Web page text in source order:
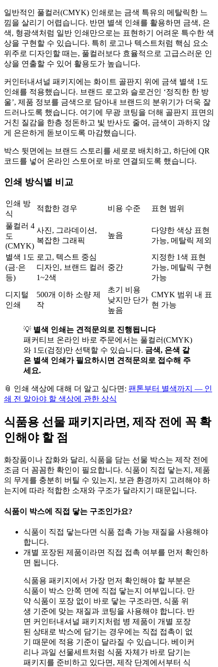
일반적인 풀컬러(CMYK) 인쇄로는 금색 특유의 메탈릭한 느
낌을 살리기 어렵습니다. 반면 별색 인쇄를 활용하면 금색, 은
색, 형광색처럼 일반 인쇄만으로는 표현하기 어려운 특수한 색
상을 구현할 수 있습니다. 특히 로고나 텍스트처럼 핵심 요소
위주로 디자인할 때는, 풀컬러보다 효율적으로 고급스러운 인
상을 연출할 수 있어 활용도가 높습니다.
커인터내셔널 패키지에는 화이트 골판지 위에 금색 별색 1도
인쇄를 적용했습니다. 브랜드 로고와 슬로건인 ‘정직한 한 방
울’, 제품 정보를 금색으로 담아내 브랜드의 분위기가 더욱 잘
드러나도록 했습니다. 여기에 무광 코팅을 더해 골판지 표면의
거친 질감을 한층 정돈하고 빛 반사도 줄여, 금색이 과하지 않
게 은은하게 돋보이도록 마감했습니다.
박스 뒷면에는 브랜드 스토리를 세로로 배치하고, 하단에 QR
코드를 넣어 온라인 스토어로 바로 연결되도록 했습니다.
인쇄 방식별 비교
인쇄 방
식
적합한 경우 비용 수준 표현 범위
풀컬러 4
도
(CMYK)
사진, 그라데이션,
복잡한 그래픽
높음
다양한 색상 표현
가능, 메탈릭 제외
별색 1도
(금·은
등)
로고, 텍스트 중심
디자인, 브랜드 컬러
1~2색
중간
지정한 1색 표현
가능, 메탈릭 구현
가능
디지털
인쇄
500개 이하 소량 제
작
초기 비용
낮지만 단가
높음
CMYK 범위 내 표
현 가능
💡 별색 인쇄는 견적문의로 진행됩니다
패커티브 온라인 바로 주문에서는 풀컬러(CMYK)
와 1도(검정)만 선택할 수 있습니다. 금색, 은색 같
은 별색 인쇄가 필요하시면 견적문의로 접수해 주
세요.
📎 인쇄 색상에 대해 더 알고 싶다면: 팬톤부터 별색까지 — 인
쇄 전 알아야 할 색상에 관한 상식
식품용 선물 패키지라면, 제작 전에 꼭 확
인해야 할 점
화장품이나 잡화와 달리, 식품을 담는 선물 박스는 제작 전에
조금 더 꼼꼼한 확인이 필요합니다. 식품이 직접 닿는지, 제품
의 무게를 충분히 버틸 수 있는지, 보관 환경까지 고려해야 하
는지에 따라 적합한 소재와 구조가 달라지기 때문입니다.
식품이 박스에 직접 닿는 구조인가요?
식품이 직접 닿는다면 식품 접촉 가능 재질을 사용해야
합니다.
개별 포장된 제품이라면 직접 접촉 여부를 먼저 확인하
면 됩니다.
식품용 패키지에서 가장 먼저 확인해야 할 부분은
식품이 박스 안쪽 면에 직접 닿는지 여부입니다. 만
약 식품이 포장 없이 바로 닿는 구조라면, 식품 위
생 기준에 맞는 재질과 코팅을 사용해야 합니다. 반
면 커인터내셔널 패키지처럼 병 제품이 개별 포장
된 상태로 박스에 담기는 경우에는 직접 접촉이 없
기 때문에 적용 기준이 달라질 수 있습니다. 베이커
리나 과일 선물세트처럼 식품 자체가 바로 담기는
패키지를 준비하고 있다면, 제작 단계에서부터 식